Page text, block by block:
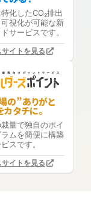
化したCO₂排出
視化が可能な新
サービスです。
イトを見る
の”ありがと
カタチに。
量で独自のポイ
ムを簡便に構築
スです。
イトを見る